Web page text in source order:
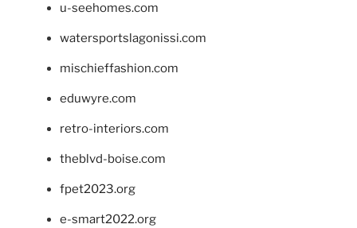
u-seehomes.com
watersportslagonissi.com
mischieffashion.com
eduwyre.com
retro-interiors.com
theblvd-boise.com
fpet2023.org
e-smart2022.org